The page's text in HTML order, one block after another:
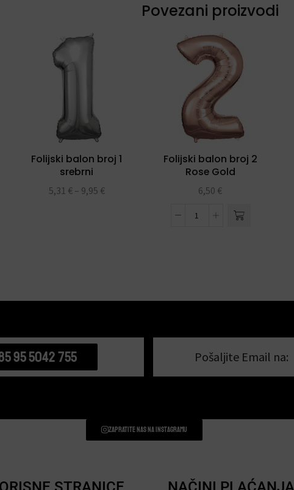
Povezani proizvodi
Folijski balon broj 1
srebrni
5,31 € – 9,95 €
Folijski balon broj 2
Rose Gold
6,50 €
95 5042 755 Pošaljite Email na:
Zapratite nas na instagramu